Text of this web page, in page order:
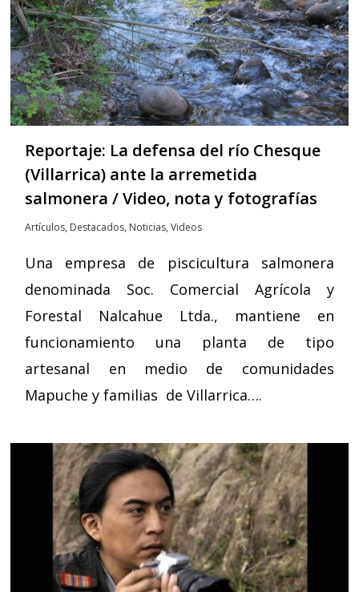
Reportaje: La defensa del río Chesque
(Villarrica) ante la arremetida
salmonera / Video, nota y fotografías
Artículos, Destacados, Noticias,Videos
Una empresa de piscicultura salmonera
denominada Soc. Comercial Agrícola y
Forestal Nalcahue Ltda., mantiene en
funcionamiento una planta de tipo
artesanal en medio de comunidades
Mapuche y familias de Villarrica….